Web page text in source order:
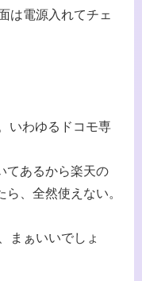
は電源入れてチェ
いわゆるドコモ専
てあるから楽天の
、全然使えない。
まぁいいでしょ